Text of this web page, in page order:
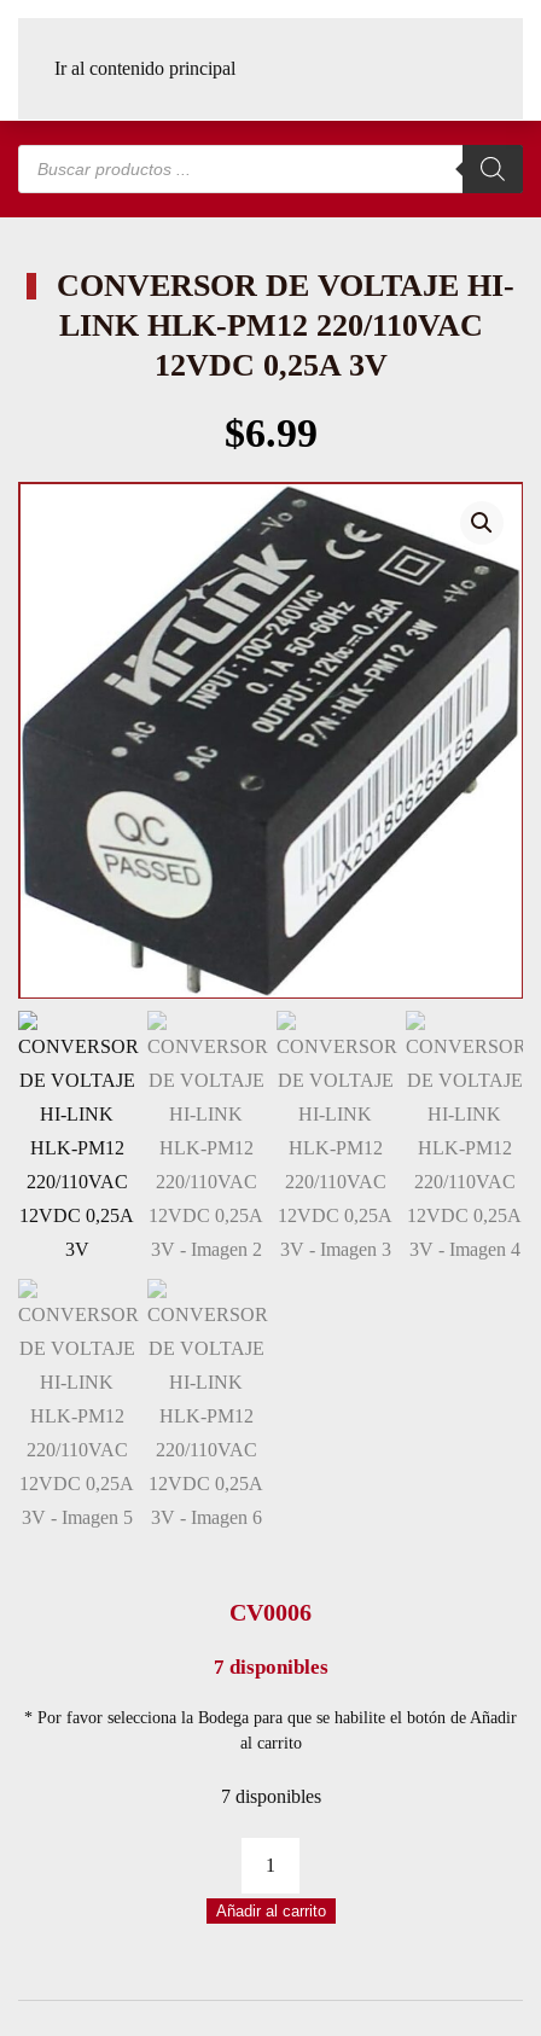
Ir al contenido principal
Búsqueda
productos
CONVERSOR DE VOLTAJE HI-
LINK HLK-PM12 220/110VAC
12VDC 0,25A 3V
$6.99
CV0006
7 disponibles
* Por favor selecciona la Bodega para que se habilite el botón de Añadir
al carrito
7 disponibles
VOLTAJE
Añadir al carrito